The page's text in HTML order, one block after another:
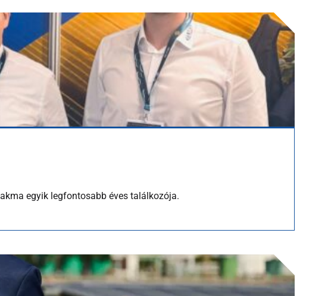
egyik legfontosabb éves találkozója.